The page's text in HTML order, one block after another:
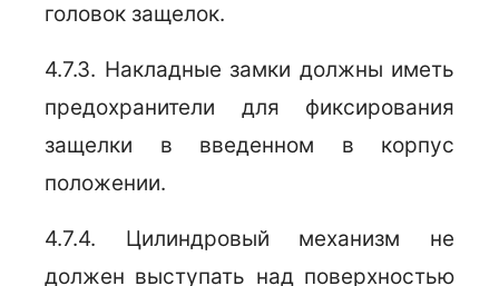
головок защелок.
4.7.3. Накладные замки должны иметь
предохранители для фиксирования
защелки в введенном в корпус
положении.
4.7.4. Цилиндровый механизм не
должен выступать над поверхностью